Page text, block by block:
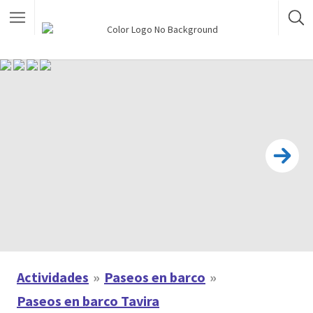
Actividades
Paseos en barco
Paseos en barco Tavira